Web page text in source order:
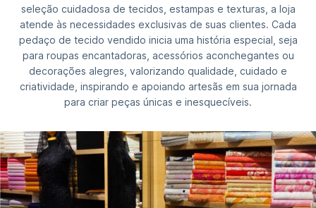
seleção cuidadosa de tecidos, estampas e texturas, a loja
atende às necessidades exclusivas de suas clientes. Cada
pedaço de tecido vendido inicia uma história especial, seja
para roupas encantadoras, acessórios aconchegantes ou
decorações alegres, valorizando qualidade, cuidado e
criatividade, inspirando e apoiando artesãs em sua jornada
para criar peças únicas e inesquecíveis.